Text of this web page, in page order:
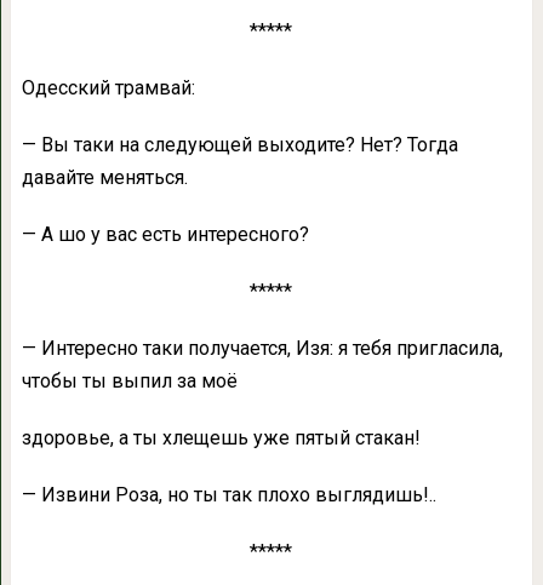
*****
Одесский трамвай:
— Вы таки на следующей выходите? Нет? Тогда
давайте меняться.
— А шо у вас есть интересного?
*****
— Интересно таки получается, Изя: я тебя пригласила,
чтобы ты выпил за моё
здоровье, а ты хлещешь уже пятый стакан!
— Извини Роза, но ты так плохо выглядишь!..
*****